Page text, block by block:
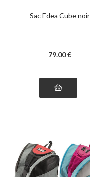
Sac Edea Cube noir
79.00 €